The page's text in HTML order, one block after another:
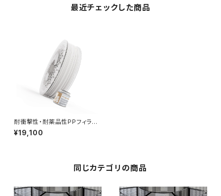
最近チェックした商品
耐衝撃性・耐薬品性PPフィラメ
ント『PP3D』
¥19,100
同じカテゴリの商品